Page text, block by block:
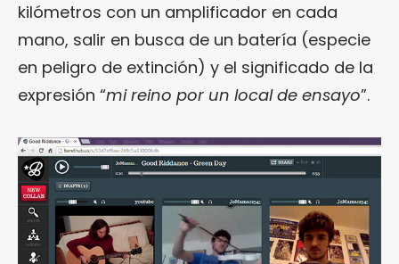
kilómetros con un amplificador en cada
mano, salir en busca de un batería (especie
en peligro de extinción) y el significado de la
expresión “mi reino por un local de ensayo”.